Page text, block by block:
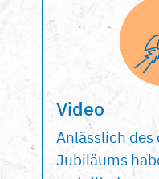
Video
Anlässlich des
Jubiläums